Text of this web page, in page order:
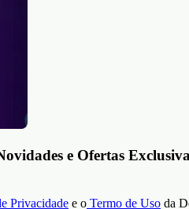
e Ofertas
Privacidade e o Termo de Uso da